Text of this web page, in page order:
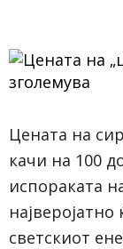
Цената на
качи на 100
испораката
светскиот